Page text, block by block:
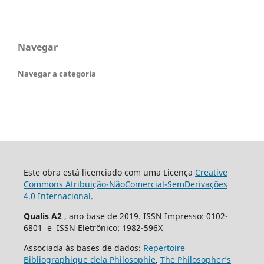
Navegar
Navegar a categoria
Este obra está licenciado com uma Licença Creative
Commons Atribuição-NãoComercial-SemDerivações
4.0 Internacional.
Qualis A2 , ano base de 2019. ISSN Impresso: 0102-
6801 e ISSN Eletrônico: 1982-596X
Associada às bases de dados: Repertoire
Bibliographique dela Philosophie, The Philosopher’s